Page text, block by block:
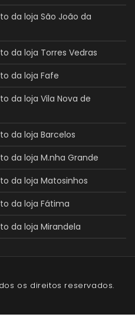
da loja São João da
da loja Torres Vedras
da loja Fafe
da loja Vila Nova de
da loja Barcelos
da loja M.nha Grande
da loja Matosinhos
da loja Fátima
da loja Mirandela
os direitos reservados.